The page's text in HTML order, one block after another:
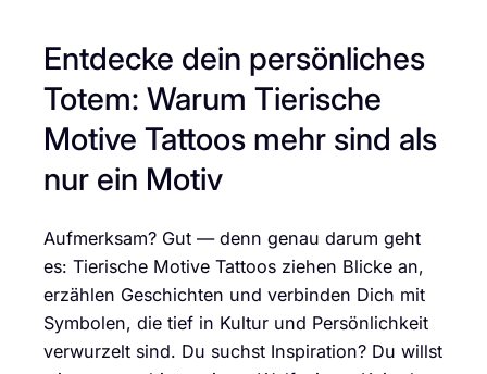
Entdecke dein persönliches
Totem: Warum Tierische
Motive Tattoos mehr sind als
nur ein Motiv
Aufmerksam? Gut — denn genau darum geht
es: Tierische Motive Tattoos ziehen Blicke an,
erzählen Geschichten und verbinden Dich mit
Symbolen, die tief in Kultur und Persönlichkeit
verwurzelt sind. Du suchst Inspiration? Du willst